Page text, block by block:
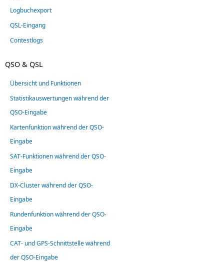
Logbuchexport
QSL-Eingang
Contestlogs
QSO & QSL
Übersicht und Funktionen
Statistikauswertungen während der
QSO-Eingabe
Kartenfunktion während der QSO-
Eingabe
SAT-Funktionen während der QSO-
Eingabe
DX-Cluster während der QSO-
Eingabe
Rundenfunktion während der QSO-
Eingabe
CAT- und GPS-Schnittstelle während
der QSO-Eingabe